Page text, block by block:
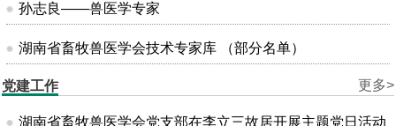
孙志良——兽医学专家
湖南省畜牧兽医学会技术专家库 （部分名单）
更多>
党建工作
湖南省畜牧兽医学会党支部在李立三故居开展主题党日活动